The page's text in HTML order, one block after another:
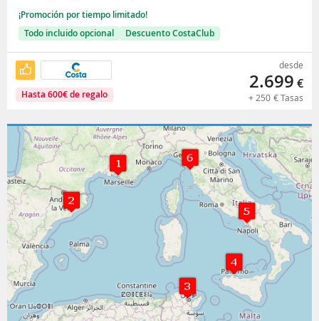
¡Promoción por tiempo limitado!
Todo incluido opcional
Descuento CostaClub
Hasta 600€de regalo
desde
2.699 €
+ 250 €Tasas